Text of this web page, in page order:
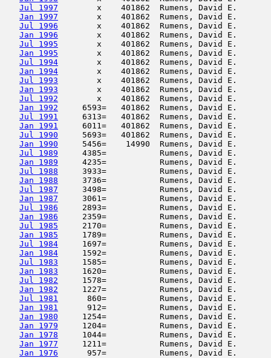
Jul 1997
x    401862  Rumens, David E.
Jan 1997
x    401862  Rumens, David E.
Jul 1996
x    401862  Rumens, David E.
Jan 1996
x    401862  Rumens, David E.
Jul 1995
x    401862  Rumens, David E.
Jan 1995
x    401862  Rumens, David E.
Jul 1994
x    401862  Rumens, David E.
Jan 1994
x    401862  Rumens, David E.
Jul 1993
x    401862  Rumens, David E.
Jan 1993
x    401862  Rumens, David E.
Jul 1992
x    401862  Rumens, David E.
Jan 1992
6593=   401862  Rumens, David E.
Jul 1991
6313=   401862  Rumens, David E.
Jan 1991
6011=   401862  Rumens, David E.
Jul 1990
5693=   401862  Rumens, David E.
Jan 1990
5456=    14990  Rumens, David E.
Jul 1989
4385=           Rumens,
Jan 1989
4235=           Rumens,
Jul 1988
3933=           Rumens,
Jan 1988
3736=           Rumens,
Jul 1987
3498=           Rumens, David E.
Jan 1987
3061=           Rumens,
Jul 1986
2893=           Rumens, David E.
Jan 1986
2359=           Rumens,
Jul 1985
2170=           Rumens, David E.
Jan 1985
1789=           Rumens,
Jul 1984
1697=           Rumens,
Jan 1984
1592=           Rumens,
Jul 1983
1585=           Rumens,
Jan 1983
1620=           Rumens,
Jul 1982
1578=           Rumens, David E.
Jan 1982
1227=           Rumens, David E.
Jul 1981
860=           Rumens, David E.
Jan 1981
912=           Rumens, David E.
Jan 1980
1254=           Rumens,
Jan 1979
1204=           Rumens,
Jan 1978
1044=           Rumens, David E.
Jan 1977
1211=           Rumens, David E.
Jan 1976